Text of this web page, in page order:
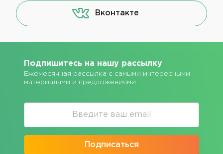
Вконтакте
Подпишитесь на нашу рассылку
Ежемесячная рассылка с самыми интересными
материалами и предложениями
Подписаться